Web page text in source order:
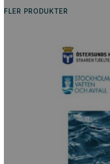
FLER PRODUKTER